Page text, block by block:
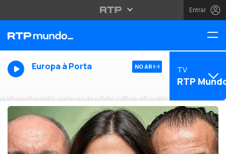
Entrar
Europa à Porta NO AR TV
RTP